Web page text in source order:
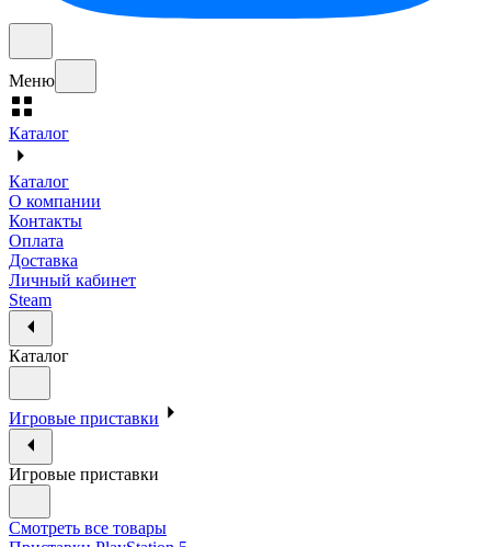
Меню
Каталог
Каталог
О компании
Контакты
Оплата
Доставка
Личный кабинет
Steam
Каталог
Игровые приставки
Игровые приставки
Смотреть все товары